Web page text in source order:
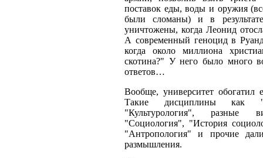
поставок еды, воды и оружия
были сломаны) и в
уничтожены, когда Леонид
А современный геноцид в
когда около миллиона
скотина?" У него было много
ответов…
Вообще, университет обогатил
Такие дисциплины как
"Культурология", разные
"Социология", "История
"Антропология" и прочие
размышления.